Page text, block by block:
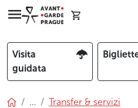
Visita
guidata
… Transfer & servizi